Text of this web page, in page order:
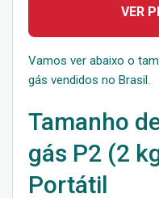
VER
Vamos ver abaixo o
gás vendidos no Brasil.
Tamanho
gás P2 (2
Portátil